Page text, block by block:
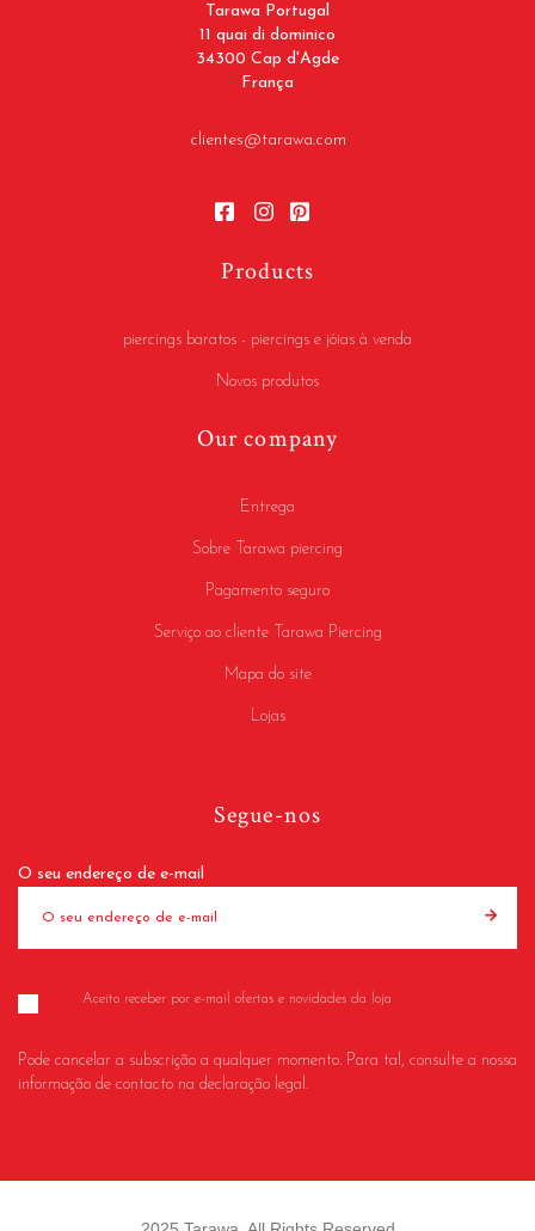
Tarawa Portugal
11 quai di dominico
34300 Cap d'Agde
França
clientes@tarawa.com
Products
piercings baratos - piercings e jóias à venda
Novos produtos
Our company
Entrega
Sobre Tarawa piercing
Pagamento seguro
Serviço ao cliente Tarawa Piercing
Mapa do site
Lojas
Segue-nos
O seu endereço de e-mail
Aceito receber por e-mail ofertas e novidades da loja
Pode cancelar a subscrição a qualquer momento. Para tal, consulte a nossa
informação de contacto na declaração legal.